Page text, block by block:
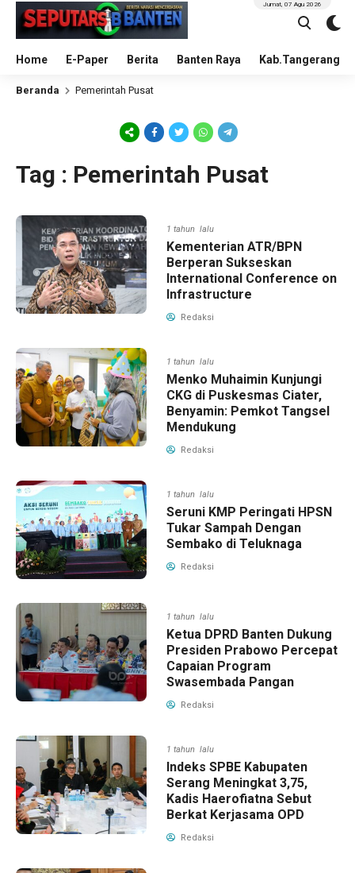
Home E-Paper Berita Banten Raya Kab.Tangerang
Jumat, 07 Agu 2026
Beranda Pemerintah Pusat
Tag : Pemerintah Pusat
1 tahun lalu
Kementerian ATR/BPN
Berperan Sukseskan
International Conference on
Infrastructure
Redaksi
1 tahun lalu
Menko Muhaimin Kunjungi
CKG di Puskesmas Ciater,
Benyamin: Pemkot Tangsel
Mendukung
Redaksi
1 tahun lalu
Seruni KMP Peringati HPSN
Tukar Sampah Dengan
Sembako di Teluknaga
Redaksi
1 tahun lalu
Ketua DPRD Banten Dukung
Presiden Prabowo Percepat
Capaian Program
Swasembada Pangan
Redaksi
1 tahun lalu
Indeks SPBE Kabupaten
Serang Meningkat 3,75,
Kadis Haerofiatna Sebut
Berkat Kerjasama OPD
Redaksi